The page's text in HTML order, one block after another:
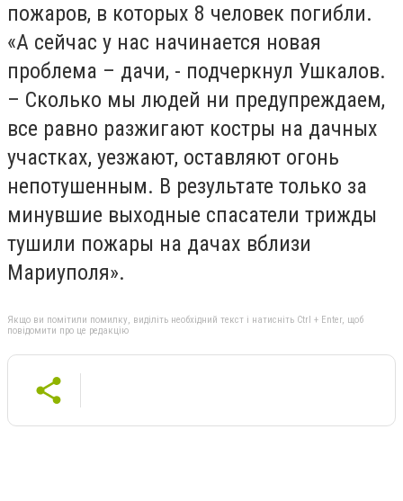
пожаров, в которых 8 человек погибли.
«А сейчас у нас начинается новая
проблема – дачи, - подчеркнул Ушкалов.
– Сколько мы людей ни предупреждаем,
все равно разжигают костры на дачных
участках, уезжают, оставляют огонь
непотушенным. В результате только за
минувшие выходные спасатели трижды
тушили пожары на дачах вблизи
Мариуполя».
Якщо ви помітили помилку, виділіть необхідний текст і натисніть Ctrl + Enter, щоб
повідомити про це редакцію